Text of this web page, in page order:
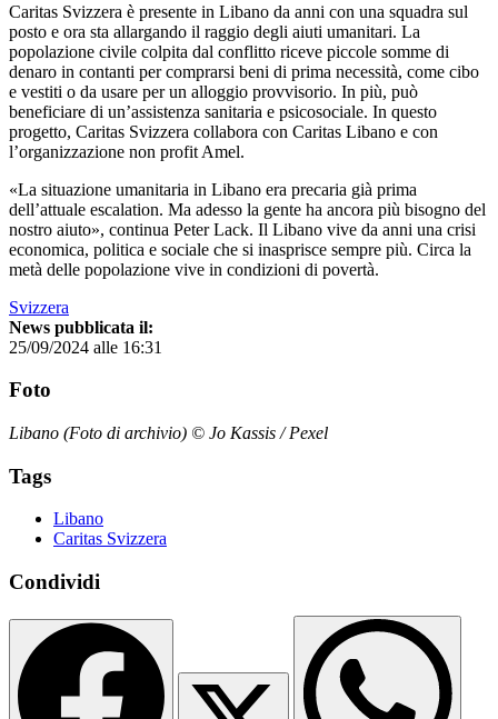
Caritas Svizzera è presente in Libano da anni con una squadra sul
posto e ora sta allargando il raggio degli aiuti umanitari. La
popolazione civile colpita dal conflitto riceve piccole somme di
denaro in contanti per comprarsi beni di prima necessità, come cibo
e vestiti o da usare per un alloggio provvisorio. In più, può
beneficiare di un’assistenza sanitaria e psicosociale. In questo
progetto, Caritas Svizzera collabora con Caritas Libano e con
l’organizzazione non profit Amel.
«La situazione umanitaria in Libano era precaria già prima
dell’attuale escalation. Ma adesso la gente ha ancora più bisogno del
nostro aiuto», continua Peter Lack. Il Libano vive da anni una crisi
economica, politica e sociale che si inasprisce sempre più. Circa la
metà delle popolazione vive in condizioni di povertà.
Svizzera
News pubblicata il:
25/09/2024 alle 16:31
Foto
Libano (Foto di archivio) © Jo Kassis / Pexel
Tags
Libano
Caritas Svizzera
Condividi